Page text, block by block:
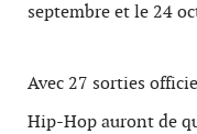
septembre et le 24
Avec 27 sorties
Hip-Hop auront de